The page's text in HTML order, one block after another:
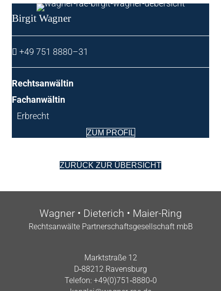
Bir­git Wagner
+49 751 8880–31
Rechts­an­wäl­tin
Fach­an­wäl­tin
Erbrecht
ZUM PRO­FIL
ZURÜCK ZUR ÜBERSICHT
Wag­ner • Die­te­rich • Maier-Ring
Rechts­an­wäl­te Part­ner­schafts­ge­sell­schaft mbB
Markt­stra­ße 12
D‑88212 Ravensburg
Tele­fon: +49(0)751‑8880‑0